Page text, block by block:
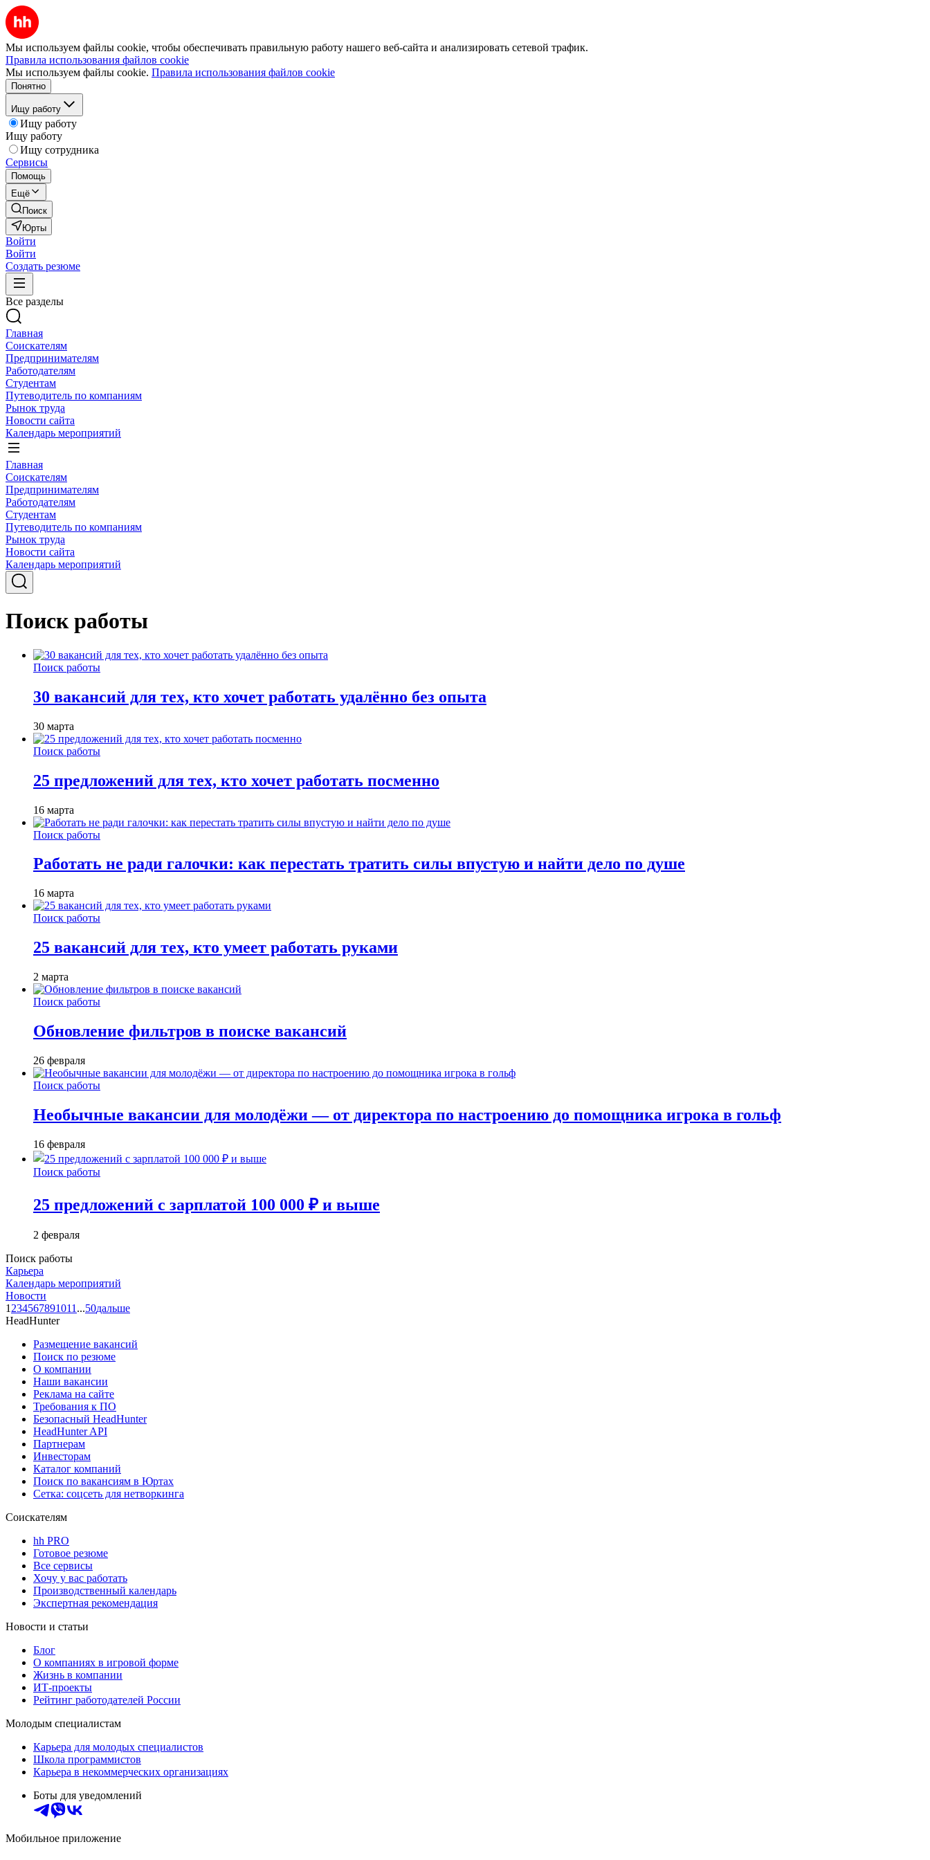
Мы используем файлы cookie, чтобы обеспечивать правильную работу нашего веб-сайта и анализировать сетевой трафик.
Правила использования файлов cookie
Мы используем файлы cookie. Правила использования файлов cookie
Понятно
Ищу работу
Ищу работу
Ищу работу
Ищу сотрудника
Сервисы
Помощь
Ещё
Поиск
Юрты
Войти
Войти
Создать резюме
Все разделы
Главная
Соискателям
Предпринимателям
Работодателям
Студентам
Путеводитель по компаниям
Рынок труда
Новости сайта
Календарь мероприятий
Главная
Соискателям
Предпринимателям
Работодателям
Студентам
Путеводитель по компаниям
Рынок труда
Новости сайта
Календарь мероприятий
Поиск работы
Поиск работы
30 вакансий для тех, кто хочет работать удалённо без опыта
30 марта
Поиск работы
25 предложений для тех, кто хочет работать посменно
16 марта
Поиск работы
Работать не ради галочки: как перестать тратить силы впустую и найти дело по душе
16 марта
Поиск работы
25 вакансий для тех, кто умеет работать руками
2 марта
Поиск работы
Обновление фильтров в поиске вакансий
26 февраля
Поиск работы
Необычные вакансии для молодёжи — от директора по настроению до помощника игрока в гольф
16 февраля
Поиск работы
25 предложений с зарплатой 100 000 ₽ и выше
2 февраля
Поиск работы
Карьера
Календарь мероприятий
Новости
1 234567891011 ...50дальше
HeadHunter
Размещение вакансий
Поиск по резюме
О компании
Наши вакансии
Реклама на сайте
Требования к ПО
Безопасный HeadHunter
HeadHunter API
Партнерам
Инвесторам
Каталог компаний
Поиск по вакансиям в Юртах
Сетка: соцсеть для нетворкинга
Соискателям
hh PRO
Готовое резюме
Все сервисы
Хочу у вас работать
Производственный календарь
Экспертная рекомендация
Новости и статьи
Блог
О компаниях в игровой форме
Жизнь в компании
ИТ-проекты
Рейтинг работодателей России
Молодым специалистам
Карьера для молодых специалистов
Школа программистов
Карьера в некоммерческих организациях
Боты для уведомлений
Мобильное приложение